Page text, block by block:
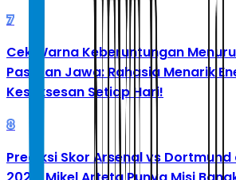
7
Cek Warna Keberuntungan
Pasaran Jawa: Rahasia Menarik
Kesuksesan Setiap Hari!
8
Prediksi Skor Arsenal vs